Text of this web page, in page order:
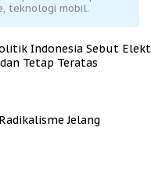
teknologi mobil.
Indonesia Sebut
Tetap Teratas
Jelang